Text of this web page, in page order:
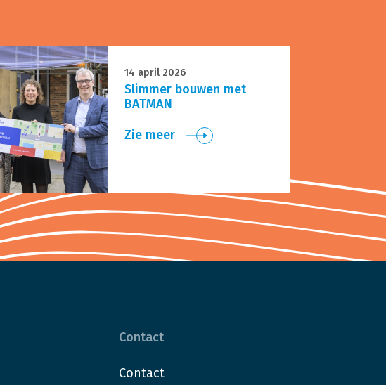
14 april 2026
Slimmer bouwen met
BATMAN
Zie meer
Contact
Contact